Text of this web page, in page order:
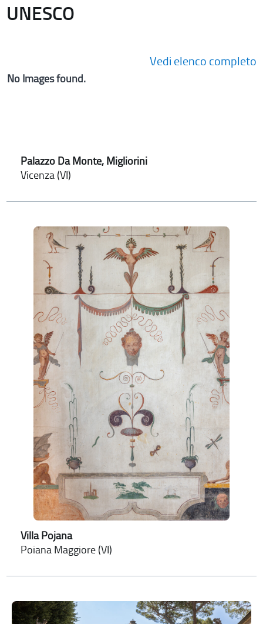
UNESCO
Vedi elenco completo
No Images found.
Palazzo Da Monte, Migliorini
Vicenza (VI)
Villa Pojana
Poiana Maggiore (VI)